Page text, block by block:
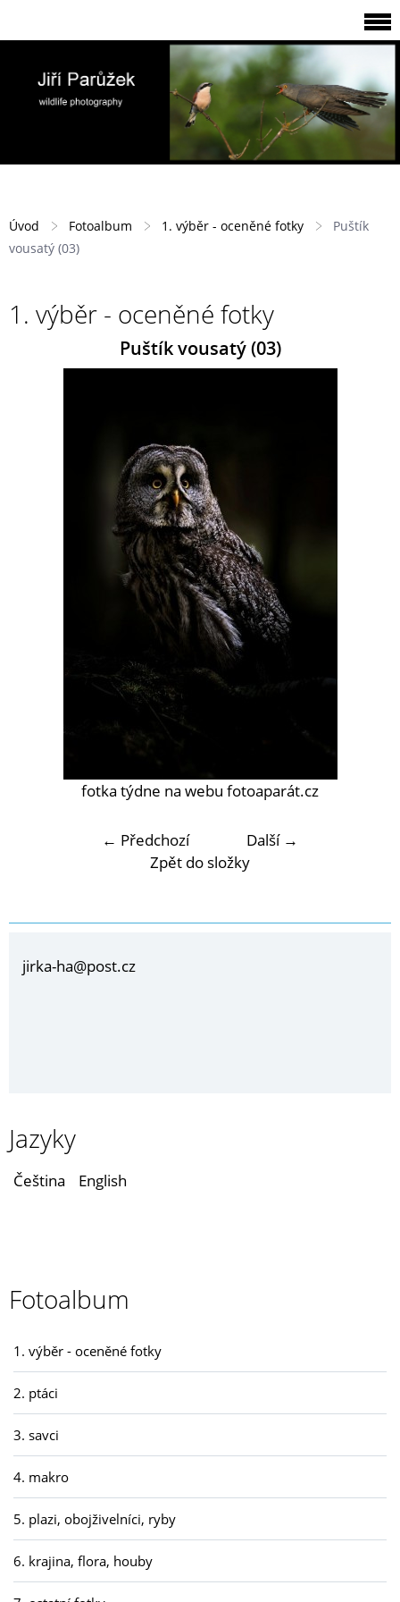
Úvod Fotoalbum 1. výběr - oceněné fotky
Puštík
vousatý (03)
1. výběr - oceněné fotky
Puštík vousatý (03)
fotka týdne na webu fotoaparát.cz
← Předchozí
Další →
Zpět do složky
jirka-ha@post.cz
Jazyky
Čeština English
Fotoalbum
1. výběr - oceněné fotky
2. ptáci
3. savci
4. makro
5. plazi, obojživelníci, ryby
6. krajina, flora, houby